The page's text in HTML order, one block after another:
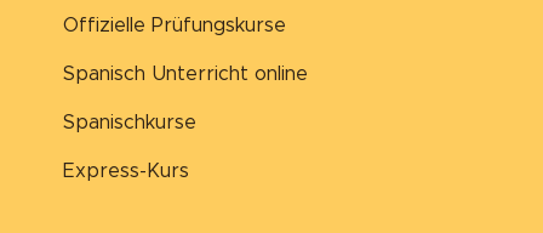
Offizielle Prüfungskurse
Spanisch Unterricht online
Spanischkurse
Express-Kurs